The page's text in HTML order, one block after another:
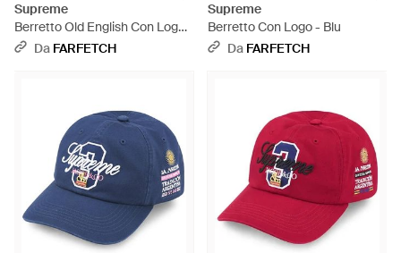
Supreme
Berretto Old English Con Logo -
Verde
Da FARFETCH
Supreme
Berretto Con Logo - Blu
Da FARFETCH